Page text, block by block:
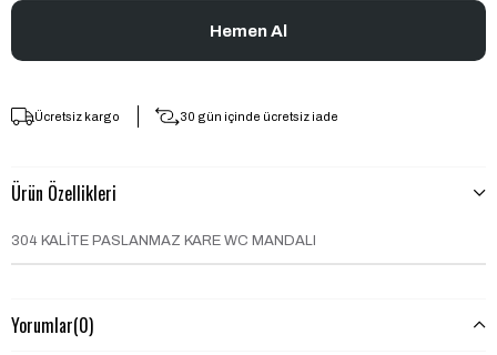
Ücretsiz kargo 30 gün içinde ücretsiz iade
Ürün Özellikleri
304 KALİTE PASLANMAZ KARE WC MANDALI
Yorumlar(0)